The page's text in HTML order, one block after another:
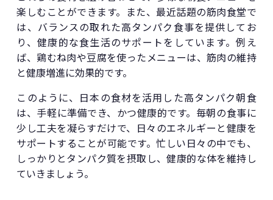
楽しむことができます。また、最近話題の筋肉食堂で
は、バランスの取れた高タンパク食事を提供してお
り、健康的な食生活のサポートをしています。例え
ば、鶏むね肉や豆腐を使ったメニューは、筋肉の維持
と健康増進に効果的です。
このように、日本の食材を活用した高タンパク朝食
は、手軽に準備でき、かつ健康的です。毎朝の食事に
少し工夫を凝らすだけで、日々のエネルギーと健康を
サポートすることが可能です。忙しい日々の中でも、
しっかりとタンパク質を摂取し、健康的な体を維持し
ていきましょう。